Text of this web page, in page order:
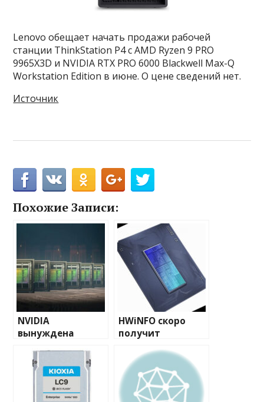
Lenovo обещает начать продажи рабочей
станции ThinkStation P4 с AMD Ryzen 9 PRO
9965X3D и NVIDIA RTX PRO 6000 Blackwell Max-Q
Workstation Edition в июне. О цене сведений нет.
Источник
Похожие Записи:
NVIDIA
вынуждена
производство
ускорителей H200
из-за большого
спроса
HWiNFO скоро
получит
Lake Refresh, Nova
Lake-H/HX и
Panther Lake